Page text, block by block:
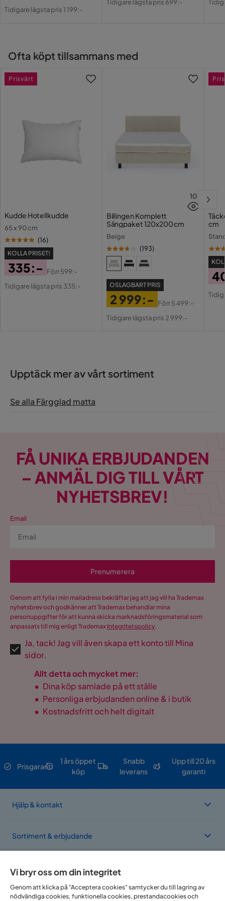
Pris
Original
Tidigare lägsta pris 1 199:-
Tidigare lägsta pris 699:-
Ofta köpt tillsammans med
Kudde Hotellkudde
65 x 90 cm
(16)
KOLLA PRISET!
Pris
335:-
Original
Förr599:-
Tidigare lägsta pris 335:-
Prisvärt
10
Billingen Komplett
Sängpaket 120x200 cm
Beige
(193)
OSLAGBART PRIS
Pris
2 999:-
Original
Förr5 499:-
Tidigare lägsta pris 2 999:-
cm
Upptäck mer av vårt sortiment
Se alla Färgglad matta
FÅ UNIKA ERBJUDANDEN
– ANMÄL DIG TILL VÅRT
NYHETSBREV!
Email
Prenumerera
Genom att fylla i min mailadress bekräftar jag att jag vill ha Trademax
nyhetsbrev och godkänner att Trademax behandlar mina
personuppgifter för att kunna skicka marknadsföringsmaterial som
anpassats till mig enligt Trademax Integritetspolicy.
Ja, tack! Jag vill även skapa ett konto till Mina
sidor.
Allt detta och mycket mer:
• Dina köp samlade på ett ställe
• Personliga erbjudanden online & i butik
• Kostnadsfritt och helt digitalt
Prisgaranti
1 års öppet
köp
Snabb
leverans
Upp till 20 års
garanti
Hjälp & kontakt
Sortiment & erbjudande
Om Trademax
Vi bryr oss om din integritet
Genom att klicka på "Acceptera cookies" samtycker du till lagring av
nödvändiga cookies, funktionella cookies, prestandacookies och